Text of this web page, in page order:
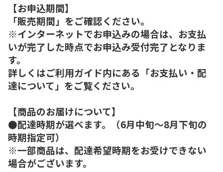
【お申込期間】
「販売期間」をご確認ください。
※インターネットでお申込みの場合は、お支払
いが完了した時点でお申込み受付完了となりま
す。
詳しくはご利用ガイド内にある「お支払い・配
達について」をご覧ください。
【商品のお届けについて】
●配達時期が選べます。（6月中旬～8月下旬の
時期指定可）
※一部商品は、配達希望時期をお受けできない
場合がございます。